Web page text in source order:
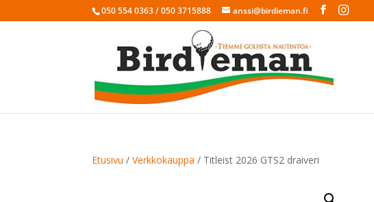
050 554 0363 / 050 3715888 anssi@birdieman.fi
Etusivu /Verkkokauppa / Titleist 2026 GTS2 draiveri